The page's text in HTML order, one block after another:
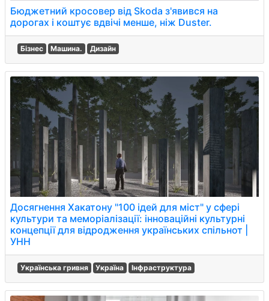
Бюджетний кросовер від Skoda з'явився на
дорогах і коштує вдвічі менше, ніж Duster.
Бізнес Машина. Дизайн
Досягнення Хакатону "100 ідей для міст" у сфері
культури та меморіалізації: інноваційні культурні
концепції для відродження українських спільнот |
УНН
Українська гривня Україна Інфраструктура